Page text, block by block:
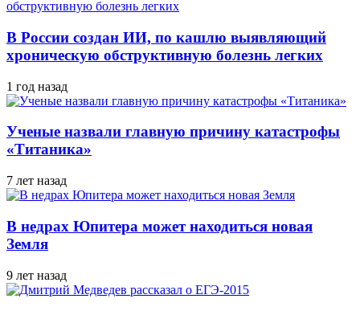
В России создан ИИ, по кашлю выявляющий
хроническую обструктивную болезнь легких
1 год назад
Ученые назвали главную причину катастрофы
«Титаника»
7 лет назад
В недрах Юпитера может находиться новая
Земля
9 лет назад